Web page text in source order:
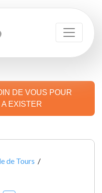
DE VOUS POUR
EXISTER
de Tours /